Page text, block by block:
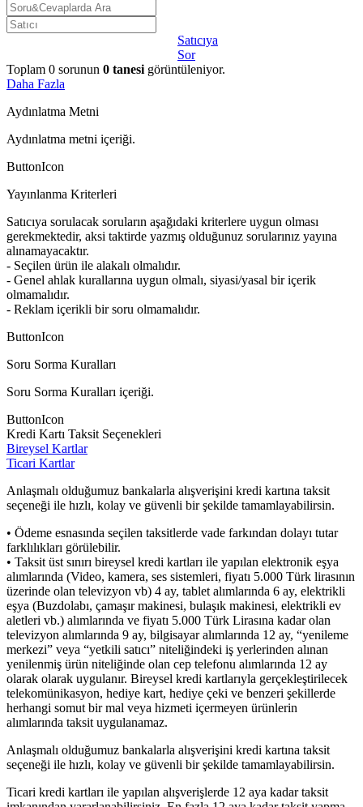
Satıcıya
Sor
Toplam 0 sorunun 0 tanesi görüntüleniyor.
Daha Fazla
Aydınlatma Metni
Aydınlatma metni içeriği.
ButtonIcon
Yayınlanma Kriterleri
Satıcıya sorulacak soruların aşağıdaki kriterlere uygun olması
gerekmektedir, aksi taktirde yazmış olduğunuz sorularınız yayına
alınamayacaktır.
- Seçilen ürün ile alakalı olmalıdır.
- Genel ahlak kurallarına uygun olmalı, siyasi/yasal bir içerik
olmamalıdır.
- Reklam içerikli bir soru olmamalıdır.
ButtonIcon
Soru Sorma Kuralları
Soru Sorma Kuralları içeriği.
ButtonIcon
Kredi Kartı Taksit Seçenekleri
Bireysel Kartlar
Ticari Kartlar
Anlaşmalı olduğumuz bankalarla alışverişini kredi kartına taksit
seçeneği ile hızlı, kolay ve güvenli bir şekilde tamamlayabilirsin.
• Ödeme esnasında seçilen taksitlerde vade farkından dolayı tutar
farklılıkları görülebilir.
• Taksit üst sınırı bireysel kredi kartları ile yapılan elektronik eşya
alımlarında (Video, kamera, ses sistemleri, fiyatı 5.000 Türk lirasının
üzerinde olan televizyon vb) 4 ay, tablet alımlarında 6 ay, elektrikli
eşya (Buzdolabı, çamaşır makinesi, bulaşık makinesi, elektrikli ev
aletleri vb.) alımlarında ve fiyatı 5.000 Türk Lirasına kadar olan
televizyon alımlarında 9 ay, bilgisayar alımlarında 12 ay, “yenileme
merkezi” veya “yetkili satıcı” niteliğindeki iş yerlerinden alınan
yenilenmiş ürün niteliğinde olan cep telefonu alımlarında 12 ay
olarak olarak uygulanır. Bireysel kredi kartlarıyla gerçekleştirilecek
telekomünikasyon, hediye kart, hediye çeki ve benzeri şekillerde
herhangi somut bir mal veya hizmeti içermeyen ürünlerin
alımlarında taksit uygulanamaz.
Anlaşmalı olduğumuz bankalarla alışverişini kredi kartına taksit
seçeneği ile hızlı, kolay ve güvenli bir şekilde tamamlayabilirsin.
Ticari kredi kartları ile yapılan alışverişlerde 12 aya kadar taksit